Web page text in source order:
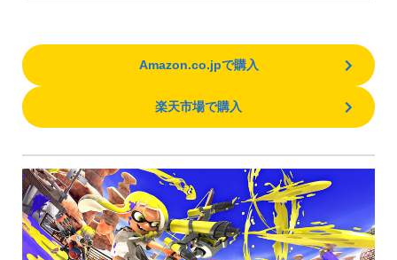
Amazon.co.jpで購入
楽天市場で購入